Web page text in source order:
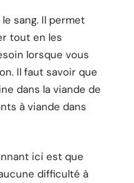
sang. Il permet
tout en les
lorsque vous
Il faut savoir que
dans la viande de
à viande dans
ici est que
difficulté à